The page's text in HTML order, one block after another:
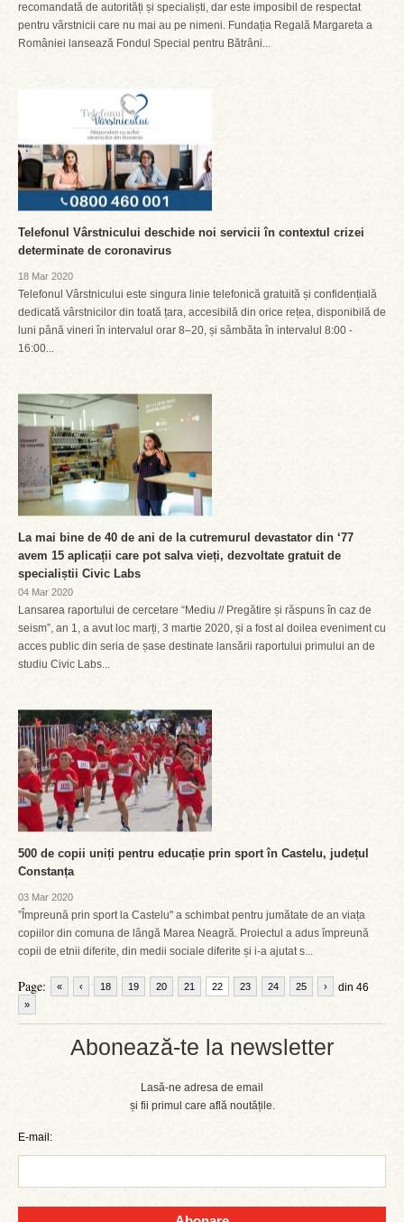
Abonează-te la newsletter
Lasă-ne adresa de email
și fii primul care află noutățile.
E-mail:
recomandată de autorități și specialiști, dar este imposibil de respectat
pentru vârstnicii care nu mai au pe nimeni. Fundația Regală Margareta a
României lansează Fondul Special pentru Bătrâni...
Telefonul Vârstnicului deschide noi servicii în contextul crizei
determinate de coronavirus
18 Mar 2020
Telefonul Vârstnicului este singura linie telefonică gratuită și confidențială
dedicată vârstnicilor din toată țara, accesibilă din orice rețea, disponibilă de
luni până vineri în intervalul orar 8–20, și sâmbăta în intervalul 8:00 -
16:00...
La mai bine de 40 de ani de la cutremurul devastator din ‘77
avem 15 aplicații care pot salva vieți, dezvoltate gratuit de
specialiștii Civic Labs
04 Mar 2020
Lansarea raportului de cercetare “Mediu // Pregătire și răspuns în caz de
seism”, an 1, a avut loc marți, 3 martie 2020, și a fost al doilea eveniment cu
acces public din seria de șase destinate lansării raportului primului an de
studiu Civic Labs...
500 de copii uniți pentru educație prin sport în Castelu, județul
Constanța
03 Mar 2020
”Împreună prin sport la Castelu" a schimbat pentru jumătate de an viața
copiilor din comuna de lângă Marea Neagră. Proiectul a adus împreună
copii de etnii diferite, din medii sociale diferite și i-a ajutat s...
Page: « ‹ 18 19 20 21 22 23 24 25 din 46
›
»